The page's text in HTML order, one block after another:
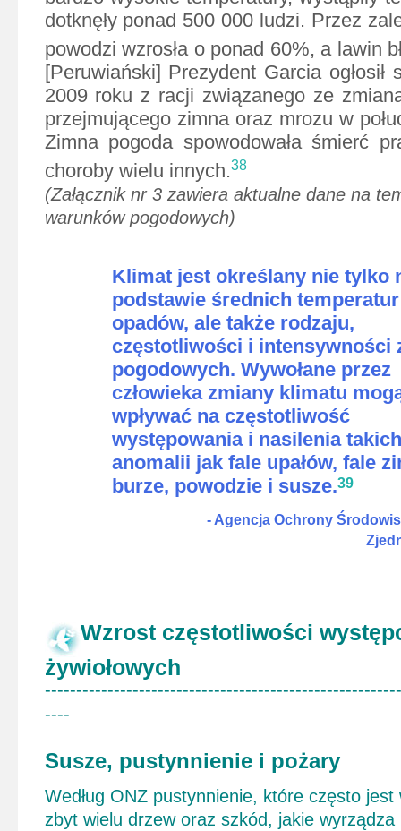
dotknęły ponad 500 000 ludzi. Przez
powodzi wzrosła o ponad 60%, a lawin
[Peruwiański] Prezydent Garcia ogłosił
2009 roku z racji związanego ze
przejmującego zimna oraz mrozu w
Zimna pogoda spowodowała śmierć
choroby wielu innych.38
(Załącznik nr 3 zawiera aktualne dane na
warunków pogodowych)
Klimat jest określany nie tylko
podstawie średnich
opadów, ale także rodzaju,
częstotliwości i intensywności
pogodowych. Wywołane przez
człowieka zmiany klimatu
wpływać na częstotliwość
występowania i nasilenia
anomalii jak fale upałów, fale
burze, powodzie i susze.39
- Agencja Ochrony
Wzrost częstotliwości
żywiołowych
----
Susze, pustynnienie i pożary
Według ONZ pustynnienie, które często jest
zbyt wielu drzew oraz szkód, jakie wyrządza